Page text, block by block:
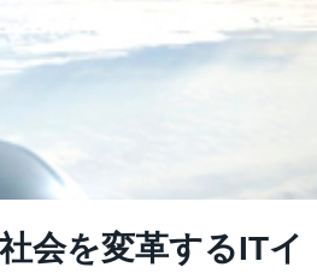
会を変革するITイ